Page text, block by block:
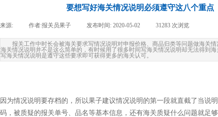
要想写好海关情况说明必须遵守这八个重点
来源: 作者:报关员果子 发布时间: 2020-05-02 31283 次浏览
报关工作中时长会被海关要求写情况说明对申报价格、商品归类等问题做海关
海关情况说明并不是这么简单的，有时候用了很多时间写海关情况说明却无法得到
写海关情况说明是遵守这些要求即可获得更多的海关认可。
因为情况说明要存档的，所以果子建议情况说明的第一段就直截了当说
码，被质疑的报关单号、品名等基本信息，还有海关质疑什么问题就足